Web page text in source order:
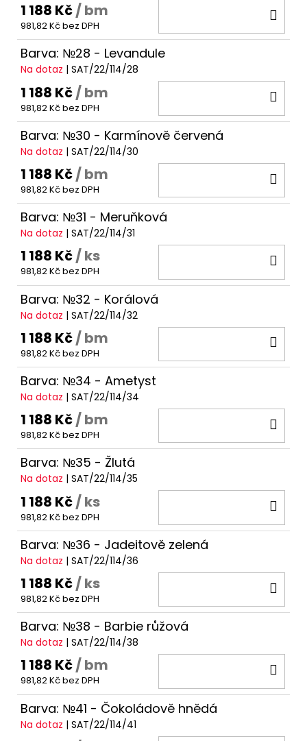
1 188 Kč/ bm
981,82 Kč bez DPH
Barva: №28 - Levandule
Na dotaz | SAT/22/114/28
1 188 Kč/ bm
981,82 Kč bez DPH
Barva: №30 - Karmínově červená
Na dotaz | SAT/22/114/30
1 188 Kč/ bm
981,82 Kč bez DPH
Barva: №31 - Meruňková
Na dotaz | SAT/22/114/31
1 188 Kč/ ks
981,82 Kč bez DPH
Barva: №32 - Korálová
Na dotaz | SAT/22/114/32
1 188 Kč/ bm
981,82 Kč bez DPH
Barva: №34 - Ametyst
Na dotaz | SAT/22/114/34
1 188 Kč/ bm
981,82 Kč bez DPH
Barva: №35 - Žlutá
Na dotaz | SAT/22/114/35
1 188 Kč/ ks
981,82 Kč bez DPH
Barva: №36 - Jadeitově zelená
Na dotaz | SAT/22/114/36
1 188 Kč/ ks
981,82 Kč bez DPH
Barva: №38 - Barbie růžová
Na dotaz | SAT/22/114/38
1 188 Kč/ bm
981,82 Kč bez DPH
Barva: №41 - Čokoládově hnědá
Na dotaz | SAT/22/114/41